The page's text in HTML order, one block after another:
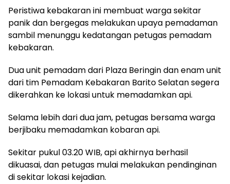
Peristiwa kebakaran ini membuat warga sekitar
panik dan bergegas melakukan upaya pemadaman
sambil menunggu kedatangan petugas pemadam
kebakaran.
Dua unit pemadam dari Plaza Beringin dan enam unit
dari tim Pemadam Kebakaran Barito Selatan segera
dikerahkan ke lokasi untuk memadamkan api.
Selama lebih dari dua jam, petugas bersama warga
berjibaku memadamkan kobaran api.
Sekitar pukul 03.20 WIB, api akhirnya berhasil
dikuasai, dan petugas mulai melakukan pendinginan
di sekitar lokasi kejadian.